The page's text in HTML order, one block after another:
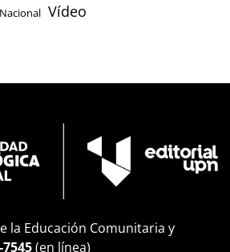
Vídeo
la Educación Comunitaria y
7545(en línea)